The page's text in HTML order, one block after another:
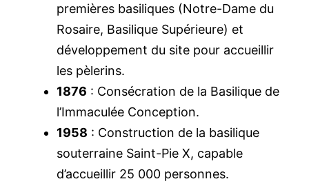
premières basiliques (Notre-Dame du
Rosaire, Basilique Supérieure) et
développement du site pour accueillir
les pèlerins.
1876 : Consécration de la Basilique de
l’Immaculée Conception.
1958 : Construction de la basilique
souterraine Saint-Pie X, capable
d’accueillir 25 000 personnes.